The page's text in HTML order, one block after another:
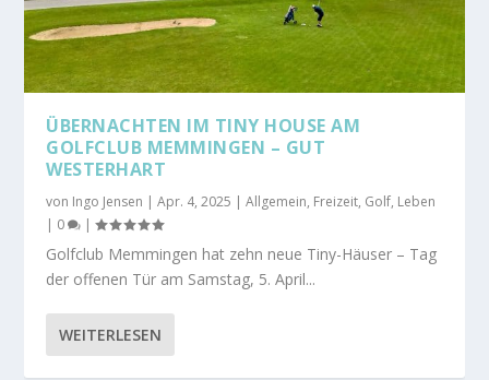
ÜBERNACHTEN IM TINY HOUSE AM
GOLFCLUB MEMMINGEN – GUT
WESTERHART
von Ingo Jensen |Apr. 4, 2025 |Allgemein, Freizeit, Golf, Leben
| 0 |
Golfclub Memmingen hat zehn neue Tiny-Häuser – Tag
der offenen Tür am Samstag, 5. April...
WEITERLESEN